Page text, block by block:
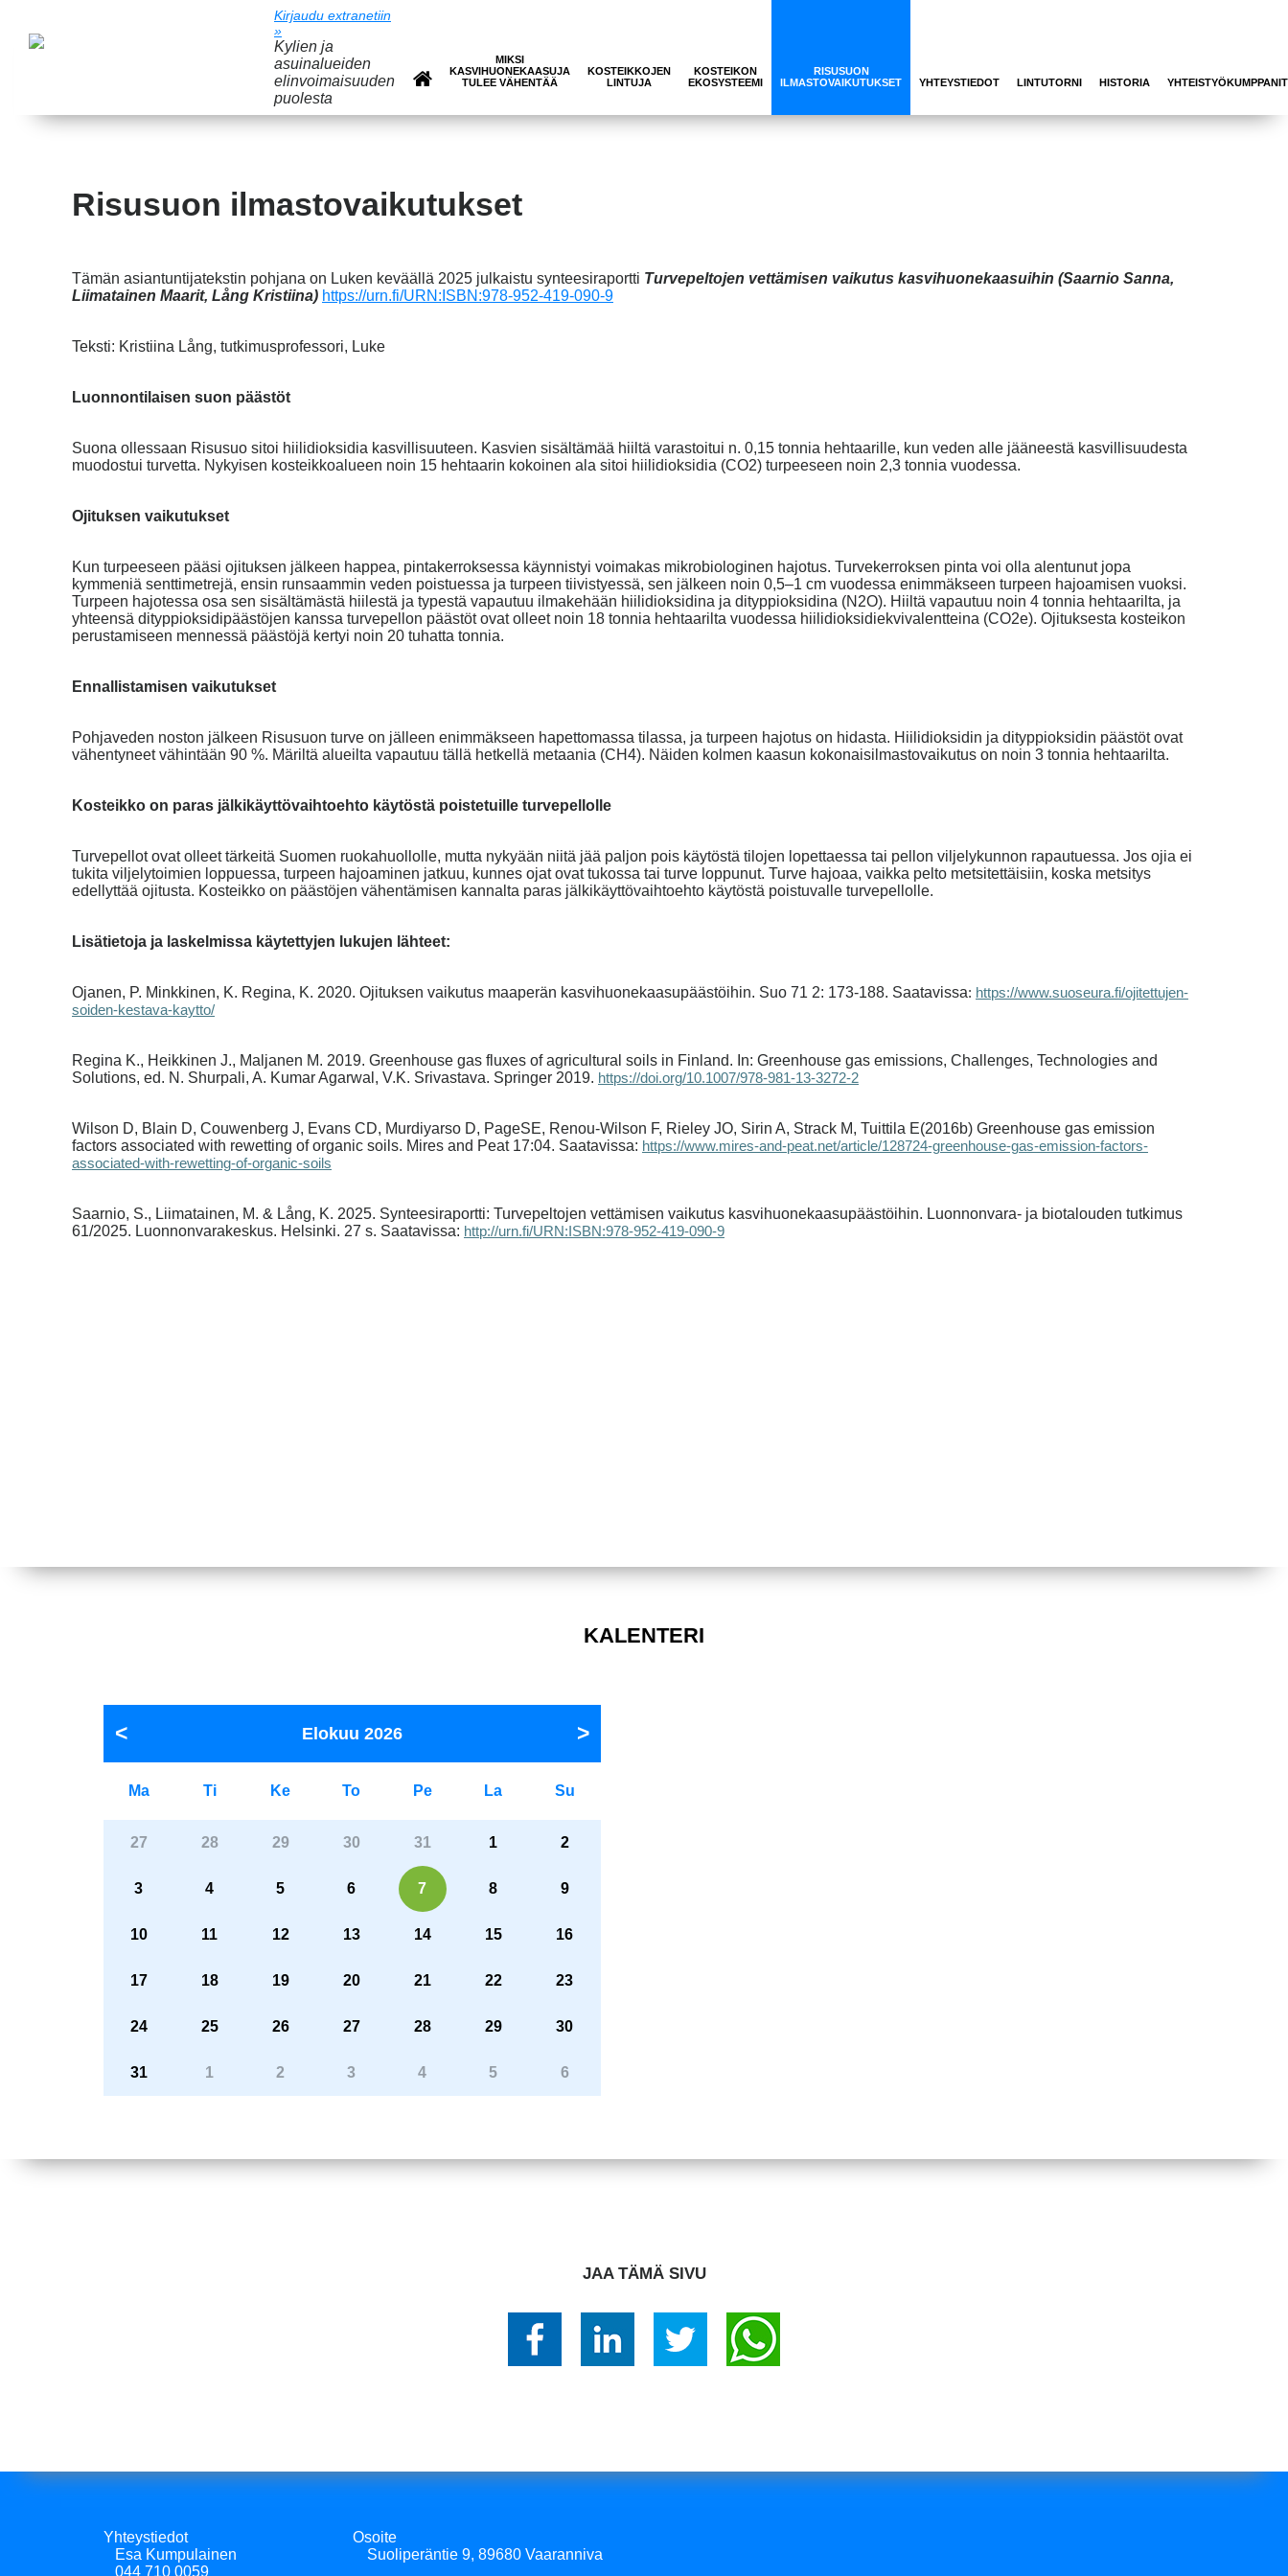
Kirjaudu extranetiin
»
Kylien ja
asuinalueiden
elinvoimaisuuden
puolesta
MIKSI
KASVIHUONEKAASUJA
TULEE VÄHENTÄÄ
KOSTEIKKOJEN
LINTUJA
KOSTEIKON
EKOSYSTEEMI
RISUSUON
ILMASTOVAIKUTUKSET
YHTEYSTIEDOT LINTUTORNI HISTORIA YHTEISTYÖKUMPPANIT
Risusuon ilmastovaikutukset
Tämän asiantuntijatekstin pohjana on Luken keväällä 2025 julkaistu synteesiraportti Turvepeltojen vettämisen vaikutus kasvihuonekaasuihin (Saarnio Sanna,
Liimatainen Maarit, Lång Kristiina) https://urn.fi/URN:ISBN:978-952-419-090-9
Teksti: Kristiina Lång, tutkimusprofessori, Luke
Luonnontilaisen suon päästöt
Suona ollessaan Risusuo sitoi hiilidioksidia kasvillisuuteen. Kasvien sisältämää hiiltä varastoitui n. 0,15 tonnia hehtaarille, kun veden alle jääneestä kasvillisuudesta
muodostui turvetta. Nykyisen kosteikkoalueen noin 15 hehtaarin kokoinen ala sitoi hiilidioksidia (CO2) turpeeseen noin 2,3 tonnia vuodessa.
Ojituksen vaikutukset
Kun turpeeseen pääsi ojituksen jälkeen happea, pintakerroksessa käynnistyi voimakas mikrobiologinen hajotus. Turvekerroksen pinta voi olla alentunut jopa
kymmeniä senttimetrejä, ensin runsaammin veden poistuessa ja turpeen tiivistyessä, sen jälkeen noin 0,5–1 cm vuodessa enimmäkseen turpeen hajoamisen vuoksi.
Turpeen hajotessa osa sen sisältämästä hiilestä ja typestä vapautuu ilmakehään hiilidioksidina ja dityppioksidina (N2O). Hiiltä vapautuu noin 4 tonnia hehtaarilta, ja
yhteensä dityppioksidipäästöjen kanssa turvepellon päästöt ovat olleet noin 18 tonnia hehtaarilta vuodessa hiilidioksidiekvivalentteina (CO2e). Ojituksesta kosteikon
perustamiseen mennessä päästöjä kertyi noin 20 tuhatta tonnia.
Ennallistamisen vaikutukset
Pohjaveden noston jälkeen Risusuon turve on jälleen enimmäkseen hapettomassa tilassa, ja turpeen hajotus on hidasta. Hiilidioksidin ja dityppioksidin päästöt ovat
vähentyneet vähintään 90 %. Märiltä alueilta vapautuu tällä hetkellä metaania (CH4). Näiden kolmen kaasun kokonaisilmastovaikutus on noin 3 tonnia hehtaarilta.
Kosteikko on paras jälkikäyttövaihtoehto käytöstä poistetuille turvepellolle
Turvepellot ovat olleet tärkeitä Suomen ruokahuollolle, mutta nykyään niitä jää paljon pois käytöstä tilojen lopettaessa tai pellon viljelykunnon rapautuessa. Jos ojia ei
tukita viljelytoimien loppuessa, turpeen hajoaminen jatkuu, kunnes ojat ovat tukossa tai turve loppunut. Turve hajoaa, vaikka pelto metsitettäisiin, koska metsitys
edellyttää ojitusta. Kosteikko on päästöjen vähentämisen kannalta paras jälkikäyttövaihtoehto käytöstä poistuvalle turvepellolle.
Lisätietoja ja laskelmissa käytettyjen lukujen lähteet:
Ojanen, P. Minkkinen, K. Regina, K. 2020. Ojituksen vaikutus maaperän kasvihuonekaasupäästöihin. Suo 71 2: 173-188. Saatavissa: https://www.suoseura.fi/ojitettujen-
soiden-kestava-kaytto/
Regina K., Heikkinen J., Maljanen M. 2019. Greenhouse gas fluxes of agricultural soils in Finland. In: Greenhouse gas emissions, Challenges, Technologies and
Solutions, ed. N. Shurpali, A. Kumar Agarwal, V.K. Srivastava. Springer 2019. https://doi.org/10.1007/978-981-13-3272-2
Wilson D, Blain D, Couwenberg J, Evans CD, Murdiyarso D, PageSE, Renou-Wilson F, Rieley JO, Sirin A, Strack M, Tuittila E(2016b) Greenhouse gas emission
factors associated with rewetting of organic soils. Mires and Peat 17:04. Saatavissa: https://www.mires-and-peat.net/article/128724-greenhouse-gas-emission-factors-
associated-with-rewetting-of-organic-soils
Saarnio, S., Liimatainen, M. & Lång, K. 2025. Synteesiraportti: Turvepeltojen vettämisen vaikutus kasvihuonekaasupäästöihin. Luonnonvara- ja biotalouden tutkimus
61/2025. Luonnonvarakeskus. Helsinki. 27 s. Saatavissa: http://urn.fi/URN:ISBN:978-952-419-090-9
KALENTERI
Elokuu 2026
Ma Ti Ke To Pe La Su
27 28 29 30 31 1 2
3 4 5 6 7 8 9
10 11 12 13 14 15 16
17 18 19 20 21 22 23
24 25 26 27 28 29 30
31 1 2 3 4 5 6
JAA TÄMÄ SIVU
Yhteystiedot Osoite
Esa Kumpulainen Suoliperäntie 9, 89680 Vaaranniva
044 710 0059